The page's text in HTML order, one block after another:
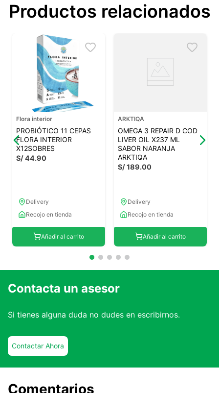
Productos relacionados
Flora interior
PROBIÓTICO 11 CEPAS
FLORA INTERIOR
X12SOBRES
S/44.90
Delivery
Recojo en tienda
Añadir al carrito
ARKTIQA
OMEGA 3 REPAIR D COD
LIVER OIL X237 ML
SABOR NARANJA
ARKTIQA
S/189.00
Delivery
Recojo en tienda
Añadir al carrito
Contacta un asesor
Si tienes alguna duda no dudes en escribirnos.
Contactar Ahora
Comentarios